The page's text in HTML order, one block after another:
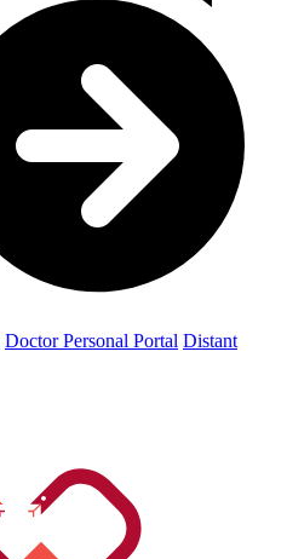
Doctor Personal Portal Distant